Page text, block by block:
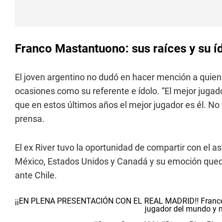
Franco Mastantuono: sus raíces y su
El joven argentino no dudó en hacer mención a
ocasiones como su referente e ídolo. “El mejor
que en estos últimos años el mejor jugador es él.
prensa.
El ex River tuvo la oportunidad de compartir con el
México, Estados Unidos y Canadá y su emoción
ante Chile.
¡¡EN PLENA PRESENTACIÓN CON EL REAL MADRID!!
jugador del mundo y